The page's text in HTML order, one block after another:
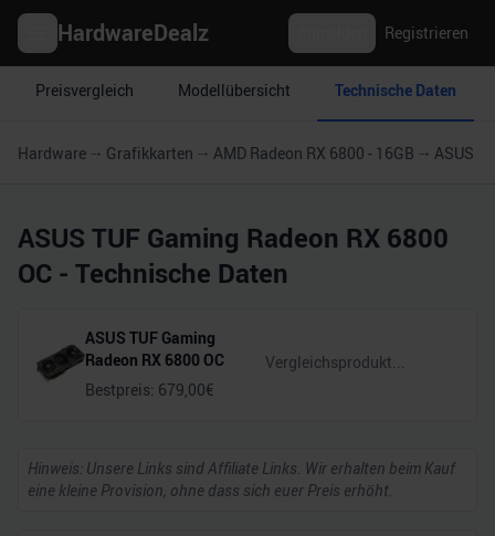
HardwareDealz Registrieren
Preisvergleich Modellübersicht Technische Daten
Hardware Grafikkarten AMD Radeon RX 6800 - 16GB ASUS
ASUS TUF Gaming Radeon RX 6800
OC - Technische Daten
ASUS TUF Gaming
Radeon RX 6800 OC
Bestpreis: 679,00€
Hinweis: Unsere Links sind Affiliate Links. Wir erhalten beim Kauf
eine kleine Provision, ohne dass sich euer Preis erhöht.